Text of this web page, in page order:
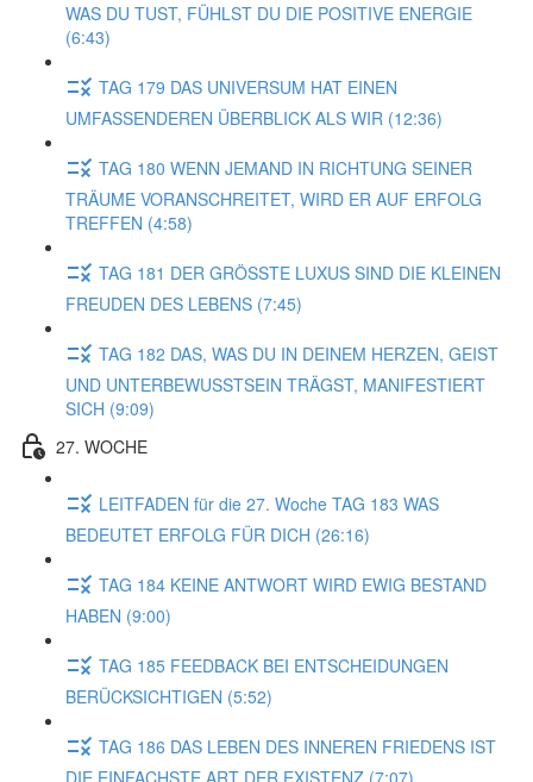
WAS DU TUST, FÜHLST DU DIE POSITIVE ENERGIE
(6:43)
TAG 179 DAS UNIVERSUM HAT EINEN
UMFASSENDEREN ÜBERBLICK ALS WIR (12:36)
TAG 180 WENN JEMAND IN RICHTUNG SEINER
TRÄUME VORANSCHREITET, WIRD ER AUF ERFOLG
TREFFEN (4:58)
TAG 181 DER GRÖSSTE LUXUS SIND DIE KLEINEN
FREUDEN DES LEBENS (7:45)
TAG 182 DAS, WAS DU IN DEINEM HERZEN, GEIST
UND UNTERBEWUSSTSEIN TRÄGST, MANIFESTIERT
SICH (9:09)
27. WOCHE
LEITFADEN für die 27. Woche TAG 183 WAS
BEDEUTET ERFOLG FÜR DICH (26:16)
TAG 184 KEINE ANTWORT WIRD EWIG BESTAND
HABEN (9:00)
TAG 185 FEEDBACK BEI ENTSCHEIDUNGEN
BERÜCKSICHTIGEN (5:52)
TAG 186 DAS LEBEN DES INNEREN FRIEDENS IST
DIE EINFACHSTE ART DER EXISTENZ (7:07)